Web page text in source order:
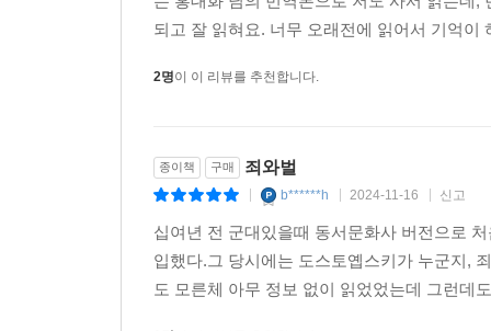
되고 잘 읽혀요. 너무 오래전에 읽어서 기억
2명이 이 리뷰를 추천합니다.
종이책 구매 죄와벌
b******h 2024-11-16 신고
십여년 전 군대있을때 동서문화사 버전으로
입했다.그 당시에는 도스토옙스키가 누군지,
도 모른체 아무 정보 없이 읽었었는데 그런데